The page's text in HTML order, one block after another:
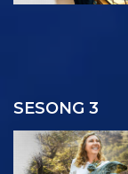
SESONG 3